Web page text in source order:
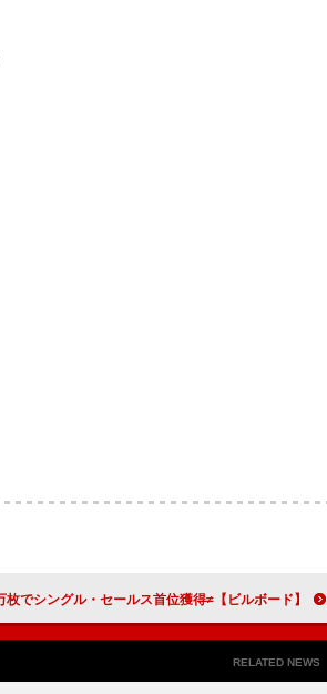
【ビルボード】≠ME『モブノデレラ/神様の言うとーり!』23.2万枚でシングル・セールス首位獲得
RELATED NEWS